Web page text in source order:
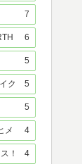
7
6
5
ク 5
5
メ 4
！ 4